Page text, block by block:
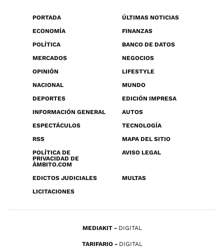
PORTADA
ÚLTIMAS NOTICIAS
ECONOMÍA
FINANZAS
POLÍTICA
BANCO DE DATOS
MERCADOS
NEGOCIOS
OPINIÓN
LIFESTYLE
NACIONAL
MUNDO
DEPORTES
EDICIÓN IMPRESA
INFORMACIÓN GENERAL
AUTOS
ESPECTÁCULOS
TECNOLOGÍA
RSS
MAPA DEL SITIO
POLÍTICA DE
PRIVACIDAD DE
ÁMBITO.COM
AVISO LEGAL
EDICTOS JUDICIALES
MULTAS
LICITACIONES
MEDIAKIT DIGITAL
TARIFARIO DIGITAL